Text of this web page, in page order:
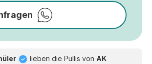
lieben die Pullis von AK